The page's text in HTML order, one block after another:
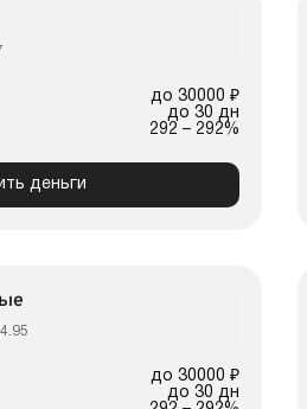
до 30000 ₽
до 30 дн
292 – 292%
деньги
4.95
до 30000 ₽
до 30 дн